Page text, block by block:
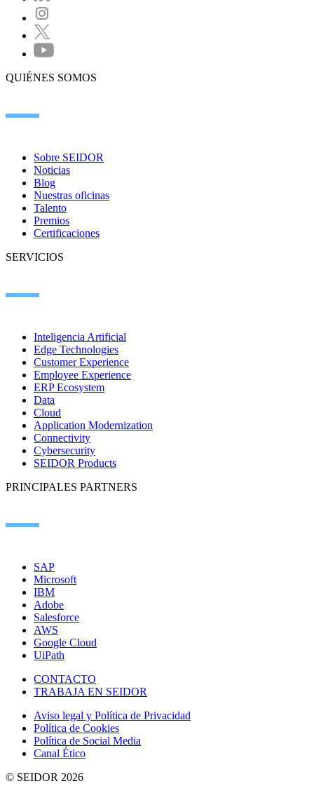
QUIÉNES SOMOS
Sobre SEIDOR
Noticias
Blog
Nuestras oficinas
Talento
Premios
Certificaciones
SERVICIOS
Inteligencia Artificial
Edge Technologies
Customer Experience
Employee Experience
ERP Ecosystem
Data
Cloud
Application Modernization
Connectivity
Cybersecurity
SEIDOR Products
PRINCIPALES PARTNERS
SAP
Microsoft
IBM
Adobe
Salesforce
AWS
Google Cloud
UiPath
CONTACTO
TRABAJA EN SEIDOR
Aviso legal y Política de Privacidad
Política de Cookies
Política de Social Media
Canal Ético
© SEIDOR 2026